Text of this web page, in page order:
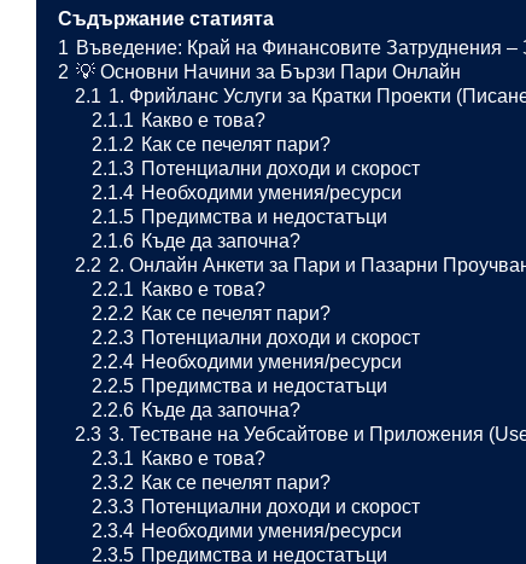
Съдържание статията
1 Въведение: Край на Финансовите Затруднения
2 💡 Основни Начини за Бързи Пари Онлайн
2.1 1. Фрийланс Услуги за Кратки Проекти
2.1.1 Какво е това?
2.1.2 Как се печелят пари?
2.1.3 Потенциални доходи и скорост
2.1.4 Необходими умения/ресурси
2.1.5 Предимства и недостатъци
2.1.6 Къде да започна?
2.2 2. Онлайн Анкети за Пари и Пазарни
2.2.1 Какво е това?
2.2.2 Как се печелят пари?
2.2.3 Потенциални доходи и скорост
2.2.4 Необходими умения/ресурси
2.2.5 Предимства и недостатъци
2.2.6 Къде да започна?
2.3 3. Тестване на Уебсайтове и Приложения
2.3.1 Какво е това?
2.3.2 Как се печелят пари?
2.3.3 Потенциални доходи и скорост
2.3.4 Необходими умения/ресурси
2.3.5 Предимства и недостатъци